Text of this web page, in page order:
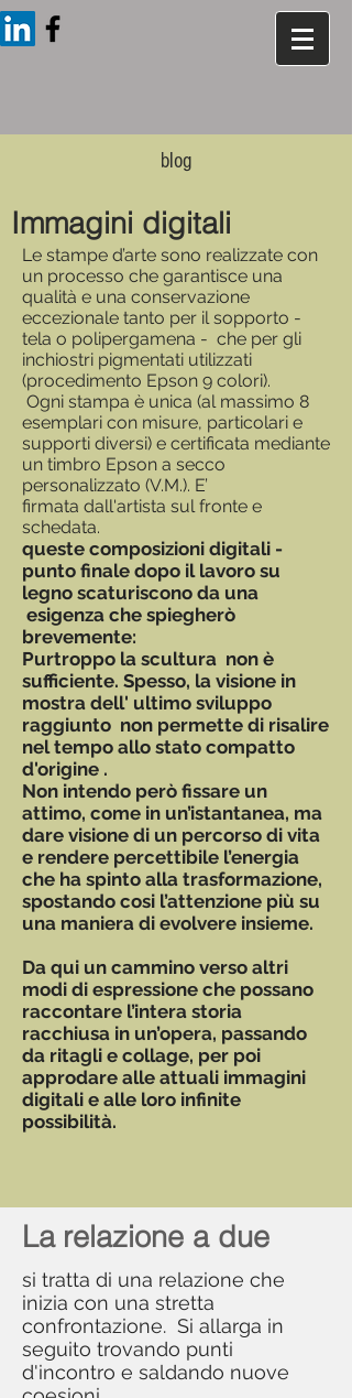
blog
Immagini digitali
Le stampe d’arte sono realizzate con
un processo che garantisce una
qualità e una conservazione
eccezionale tanto per il sopporto -
tela o polipergamena - che per gli
inchiostri pigmentati utilizzati
(procedimento Epson 9 colori).
Ogni stampa è unica (al massimo 8
esemplari con misure, particolari e
supporti diversi) e certificata mediante
un timbro Epson a secco
personalizzato (V.M.). E’
firmata dall'artista sul fronte e
schedata.
queste composizioni digitali -
punto finale dopo il lavoro su
legno scaturiscono da una
esigenza che spiegherò
brevemente:
Purtroppo la scultura non è
sufficiente. Spesso, la visione in
mostra dell' ultimo sviluppo
raggiunto non permette di risalire
nel tempo allo stato compatto
d'origine .
Non intendo però fissare un
attimo, come in un’istantanea, ma
dare visione di un percorso di vita
e rendere percettibile l’energia
che ha spinto alla trasformazione,
spostando cosi l’attenzione più su
una maniera di evolvere insieme.
Da qui un cammino verso altri
modi di espressione che possano
raccontare l’intera storia
racchiusa in un’opera, passando
da ritagli e collage, per poi
approdare alle attuali immagini
digitali e alle loro infinite
possibilità.
La relazione a due
si tratta di una relazione che
inizia con una stretta
confrontazione. Si allarga in
seguito trovando punti
d'incontro e saldando nuove